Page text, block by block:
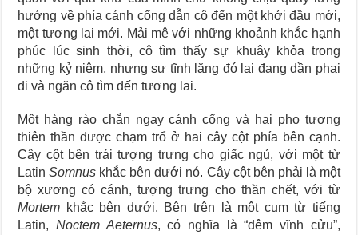
hướng về phía cánh cổng dẫn cô đến một khởi đầu mới,
một tương lai mới. Mải mê với những khoảnh khắc hạnh
phúc lúc sinh thời, cô tìm thấy sự khuây khỏa trong
những kỷ niệm, nhưng sự tĩnh lặng đó lại đang dần phai
đi và ngăn cô tìm đến tương lai.
Một hàng rào chắn ngay cánh cổng và hai pho tượng
thiên thần được chạm trổ ở hai cây cột phía bên cạnh.
Cây cột bên trái tượng trưng cho giấc ngủ, với một từ
LatinSomnus khắc bên dưới nó. Cây cột bên phải là một
bộ xương có cánh, tượng trưng cho thần chết, với từ
Mortem khắc bên dưới. Bên trên là một cụm từ tiếng
Latin, Noctem Aeternus, có nghĩa là “đêm vĩnh cửu”,